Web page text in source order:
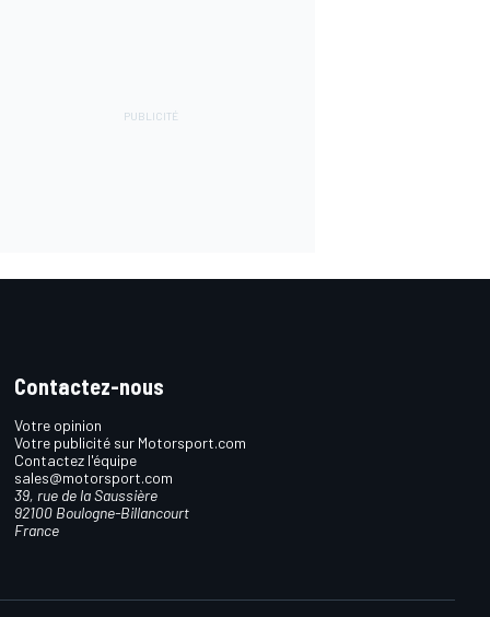
Contactez-nous
Votre opinion
Votre publicité sur Motorsport.com
Contactez l'équipe
sales@motorsport.com
39, rue de la Saussière
92100 Boulogne-Billancourt
France